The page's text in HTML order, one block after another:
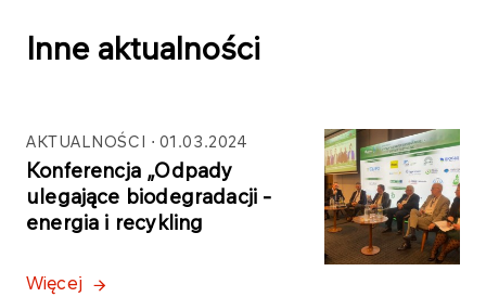
Inne aktualności
AKTUALNOŚCI 01.03.2024
Konferencja „Odpady
ulegające biodegradacji -
energia i recykling
Więcej